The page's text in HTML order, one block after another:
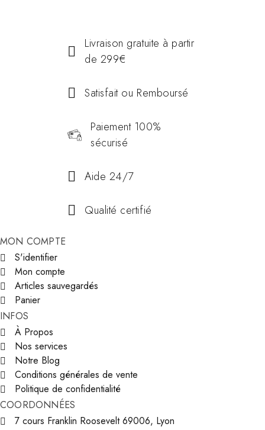
Livraison gratuite à partir
de 299€
Satisfait ou Remboursé
Paiement 100%
sécurisé
Aide 24/7
Qualité certifié
MON COMPTE
S'identifier
Mon compte
Articles sauvegardés
Panier
INFOS
À Propos
Nos services
Notre Blog
Conditions générales de vente
Politique de confidentialité
COORDONNÉES
7 cours Franklin Roosevelt 69006, Lyon